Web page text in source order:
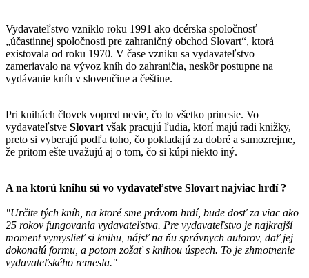
Vydavateľstvo vzniklo roku 1991 ako dcérska spoločnosť
„účastinnej spoločnosti pre zahraničný obchod Slovart“, ktorá
existovala od roku 1970. V čase vzniku sa vydavateľstvo
zameriavalo na vývoz kníh do zahraničia, neskôr postupne na
vydávanie kníh v slovenčine a češtine.
Pri knihách človek vopred nevie, čo to všetko prinesie. Vo
vydavateľstve Slovart však pracujú ľudia, ktorí majú radi knižky,
preto si vyberajú podľa toho, čo pokladajú za dobré a samozrejme,
že pritom ešte uvažujú aj o tom, čo si kúpi niekto iný.
A na ktorú knihu sú vo vydavateľstve Slovart najviac hrdí ?
"Určite tých kníh, na ktoré sme právom hrdí, bude dosť za viac ako
25 rokov fungovania vydavateľstva. Pre vydavateľstvo je najkrajší
moment vymyslieť si knihu, nájsť na ňu správnych autorov, dať jej
dokonalú formu, a potom zožať s knihou úspech. To je zhmotnenie
vydavateľského remesla."